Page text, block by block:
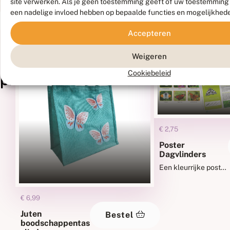
een nadelige invloed hebben op bepaalde functies en
Accepteren
Weigeren
Cookiebeleid
Gerelateerde
producten
€ 6,99
Juten
boodschappentas
Bestel
€ 2,75
Poster
Dagvlinders
Een kleurrijke poster